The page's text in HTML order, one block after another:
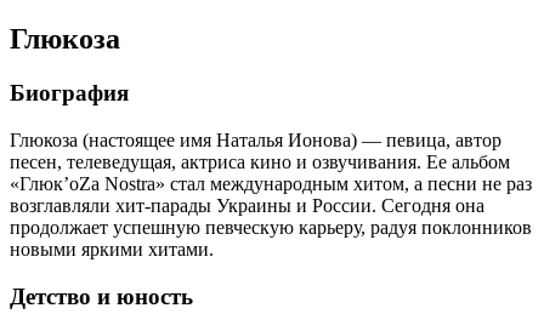
Глюкоза
Биография
Глюкоза (настоящее имя Наталья Ионова) — певица, автор
песен, телеведущая, актриса кино и озвучивания. Ее альбом
«Глюк’oZa Nostra» стал международным хитом, а песни не раз
возглавляли хит-парады Украины и России. Сегодня она
продолжает успешную певческую карьеру, радуя поклонников
новыми яркими хитами.
Детство и юность